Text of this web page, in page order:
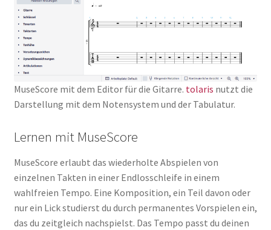
MuseScore mit dem Editor für die Gitarre. tolaris nutzt die
Darstellung mit dem Notensystem und der Tabulatur.
Lernen mit MuseScore
MuseScore erlaubt das wiederholte Abspielen von
einzelnen Takten in einer Endlosschleife in einem
wahlfreien Tempo. Eine Komposition, ein Teil davon oder
nur ein Lick studierst du durch permanentes Vorspielen ein,
das du zeitgleich nachspielst. Das Tempo passt du deinen